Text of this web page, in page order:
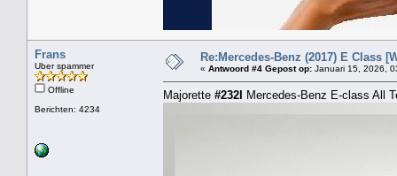
Frans
Uber spammer
Offline
Berichten: 4234
Re:Mercedes-Benz (2017) E Class
« Antwoord #4 Gepost op: Januari 15, 2026,
Majorette #232I Mercedes-Benz E-class All